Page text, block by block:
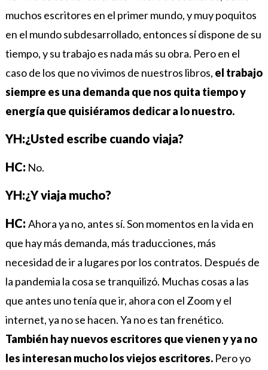
muchos escritores en el primer mundo, y muy poquitos
en el mundo subdesarrollado, entonces sí dispone de su
tiempo, y su trabajo es nada más su obra. Pero en el
caso de los que no vivimos de nuestros libros, el trabajo
siempre es una demanda que nos quita tiempo y
energía que quisiéramos dedicar a lo nuestro.
YH:¿Usted escribe cuando viaja?
HC: No.
YH:¿Y viaja mucho?
HC:Ahora ya no, antes sí. Son momentos en la vida en
que hay más demanda, más traducciones, más
necesidad de ir a lugares por los contratos. Después de
la pandemia la cosa se tranquilizó. Muchas cosas a las
que antes uno tenía que ir, ahora con el Zoom y el
internet, ya no se hacen. Ya no es tan frenético.
También hay nuevos escritores que vienen y ya no
les interesan mucho los viejos escritores. Pero yo